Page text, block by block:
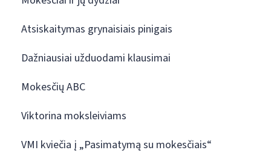
Atsiskaitymas grynaisiais pinigais
Dažniausiai užduodami klausimai
Mokesčių ABC
Viktorina moksleiviams
VMI kviečia į „Pasimatymą su mokesčiais“